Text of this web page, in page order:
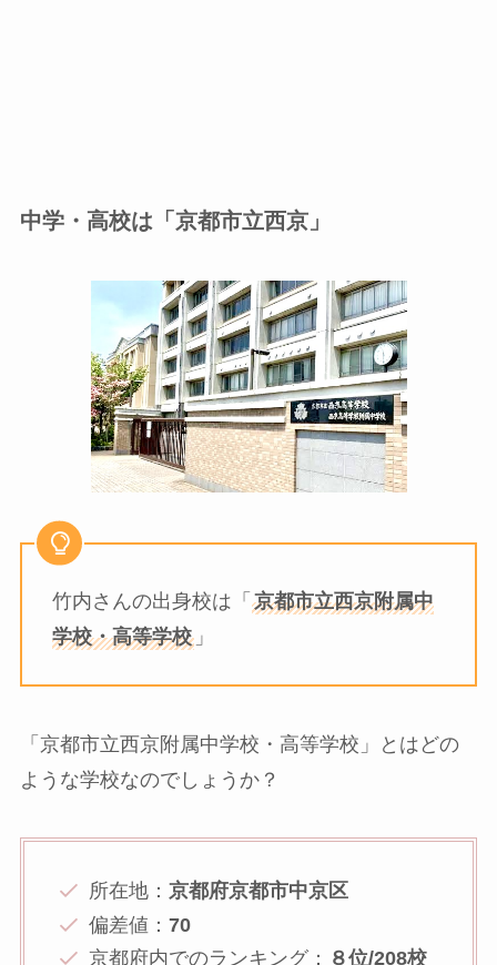
中学・高校は「京都市立西京」
竹内さんの出身校は「 京都市立西京附属中
学校・高等学校」
「京都市立西京附属中学校・高等学校」とはどの
ような学校なのでしょうか？
所在地：京都府京都市中京区
偏差値：70
京都府内でのランキング： ８位/208校